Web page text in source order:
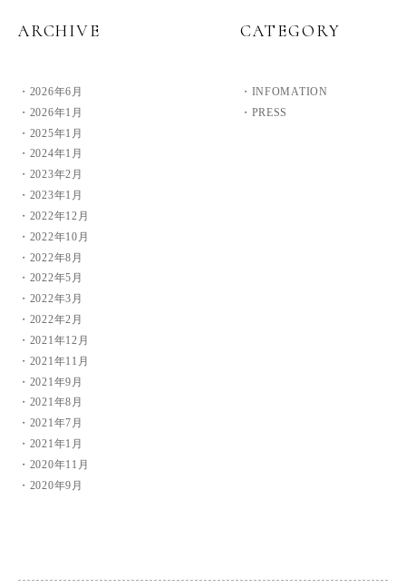
ARCHIVE
2026年6月
2026年1月
2025年1月
2024年1月
2023年2月
2023年1月
2022年12月
2022年10月
2022年8月
2022年5月
2022年3月
2022年2月
2021年12月
2021年11月
2021年9月
2021年8月
2021年7月
2021年1月
2020年11月
2020年9月
CATEGORY
INFOMATION
PRESS